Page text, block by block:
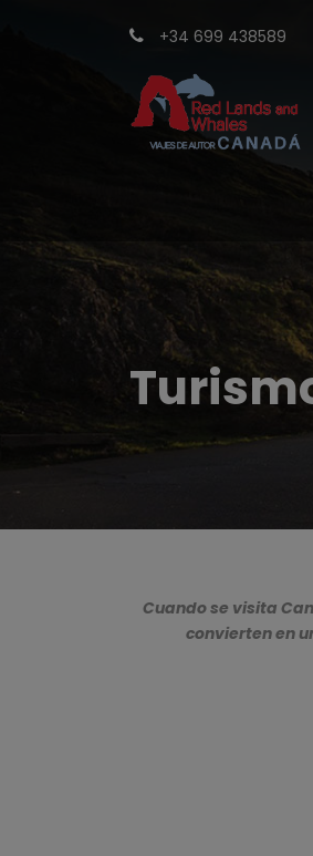
+34 699 438589
Cuando se visita
convierten en